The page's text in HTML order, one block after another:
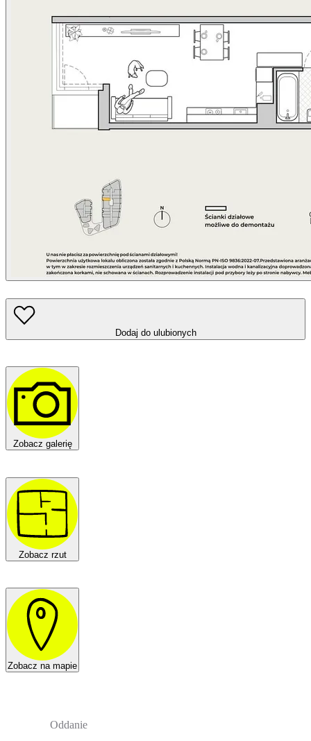
Dodaj do ulubionych
Zobacz galerię
Zobacz rzut
Zobacz na mapie
Oddanie